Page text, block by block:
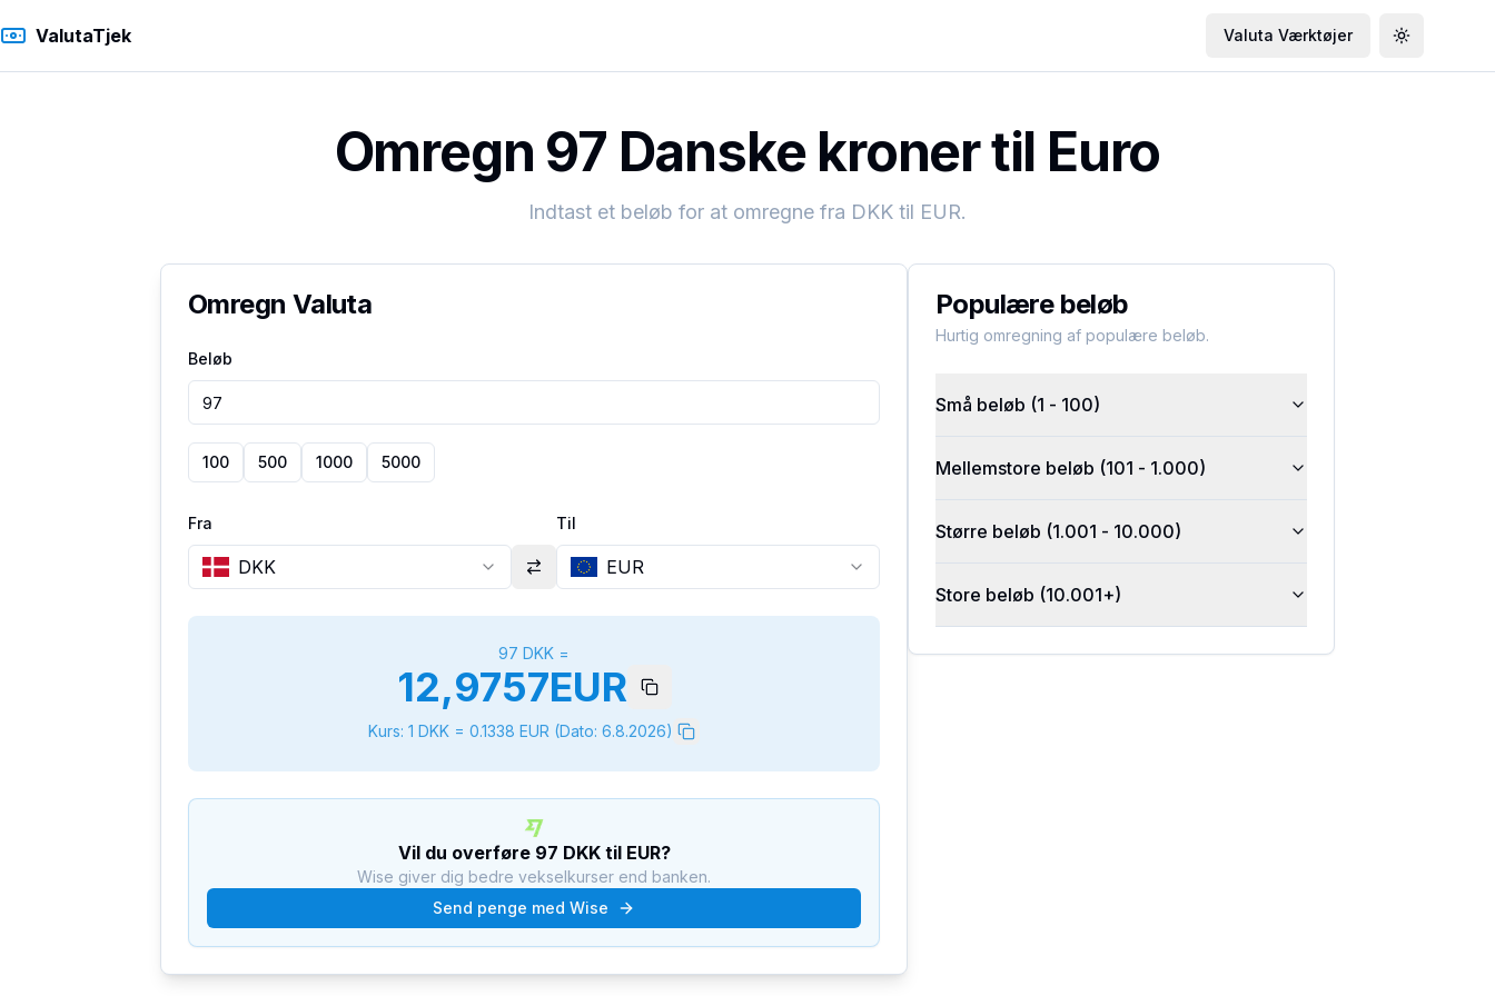
ValutaTjek Valuta Værktøjer Toggle
Omregn 97 Danske kroner til Euro
Indtast et beløb for at omregne fra DKK til EUR.
Omregn Valuta
Beløb
100 500 1000 5000
Fra
DKK
Til
EUR
97 DKK =
12,9757EUR
Kurs: 1 DKK = 0.1338 EUR (Dato: 6.8.2026)
Vil du overføre 97 DKKtil EUR?
Wise giver dig bedre vekselkurser end banken.
Send penge med Wise
Populære beløb
Hurtig omregning af populære beløb.
Små beløb (1 - 100)
Mellemstore beløb (101 - 1.000)
Større beløb (1.001 - 10.000)
Store beløb (10.001+)